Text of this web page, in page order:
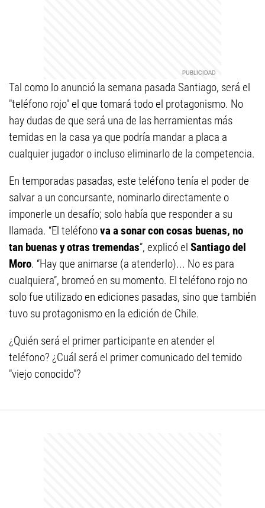
Tal como lo anunció la semana pasada Santiago, será el
"teléfono rojo" el que tomará todo el protagonismo. No
hay dudas de que será una de las herramientas más
temidas en la casa ya que podría mandar a placa a
cualquier jugador o incluso eliminarlo de la competencia.
En temporadas pasadas, este teléfono tenía el poder de
salvar a un concursante, nominarlo directamente o
imponerle un desafío; solo había que responder a su
llamada. “El teléfonova a sonar con cosas buenas, no
tan buenas y otras tremendas”, explicó el Santiago del
Moro. “Hay que animarse (a atenderlo)... No es para
cualquiera”, bromeó en su momento. El teléfono rojo no
solo fue utilizado en ediciones pasadas, sino que también
tuvo su protagonismo en la edición de Chile.
¿Quién será el primer participante en atender el
teléfono? ¿Cuál será el primer comunicado del temido
"viejo conocido"?